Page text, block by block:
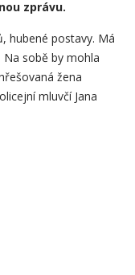
zprávu.
hubené postavy. Má
Na sobě by mohla
žena
mluvčí Jana